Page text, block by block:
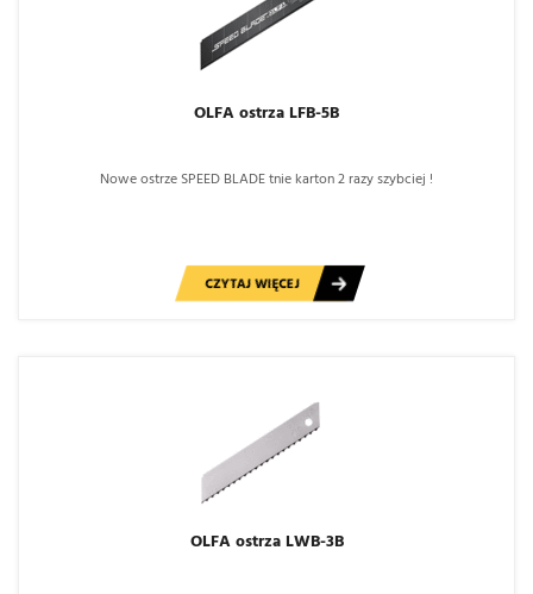
OLFA ostrza LFB-5B
Nowe ostrze SPEED BLADE tnie karton 2 razy szybciej !
CZYTAJ WIĘCEJ
OLFA ostrza LWB-3B